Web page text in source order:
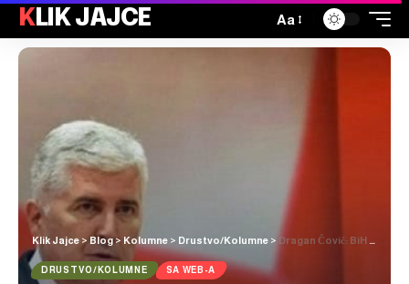
KLIK JAJCE Aa
Klik Jajce > Blog> Kolumne > Drustvo/Kolumne > Dragan Čović: BiH se mora uskladiti s europskim vrijednostima i osuditi izvansudska pogubljenja žena i djevojaka
DRUSTVO/KOLUMNE SA WEB-A